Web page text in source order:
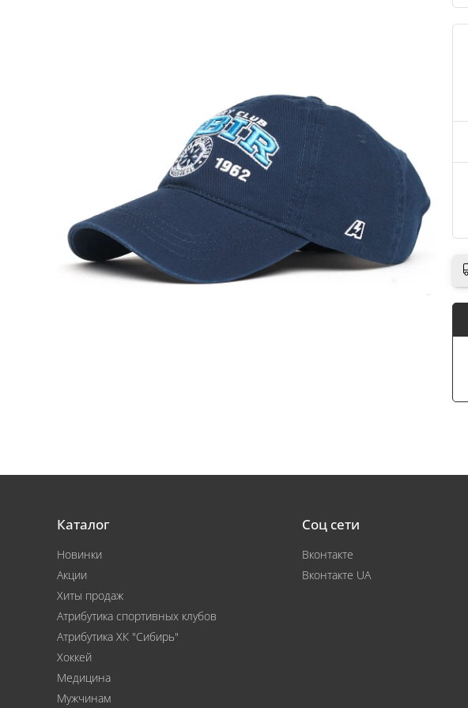
Каталог
Новинки
Акции
Хиты продаж
Атрибутика спортивных клубов
Атрибутика ХК "Сибирь"
Хоккей
Медицина
Мужчинам
Соц сети
Вконтакте
Вконтакте UA